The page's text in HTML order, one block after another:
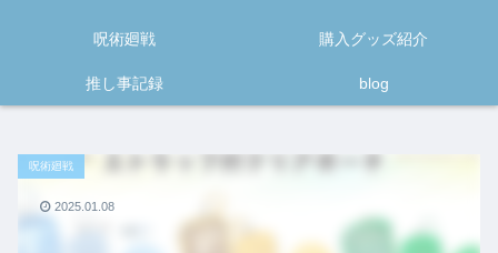
呪術廻戦 購入グッズ紹介
推し事記録 blog
呪術廻戦
2025.01.08